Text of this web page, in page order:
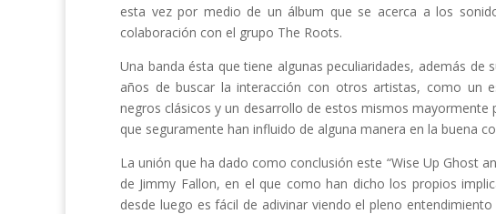
esta vez por medio de un álbum que se acerca a los
colaboración con el grupo The Roots.
Una banda ésta que tiene algunas peculiaridades, además
años de buscar la interacción con otros artistas, como un
negros clásicos y un desarrollo de estos mismos
que seguramente han influido de alguna manera en la buena
La unión que ha dado como conclusión este “Wise Up Ghost
de Jimmy Fallon, en el que como han dicho los propios
desde luego es fácil de adivinar viendo el pleno